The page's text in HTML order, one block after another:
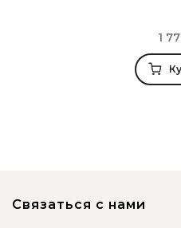
1
Связаться с нами